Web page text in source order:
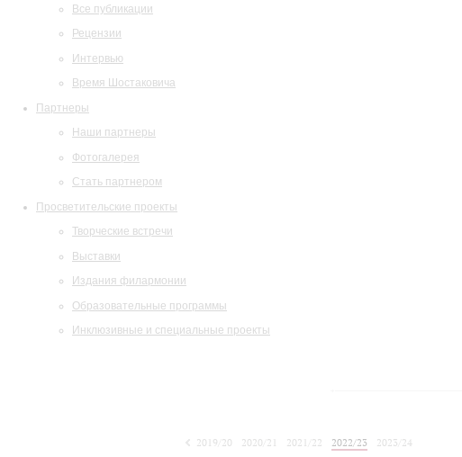
Все публикации
Рецензии
Интервью
Время Шостаковича
Партнеры
Наши партнеры
Фотогалерея
Стать партнером
Просветительские проекты
Творческие встречи
Выставки
Издания филармонии
Образовательные программы
Инклюзивные и специальные проекты
2019/20 2020/21 2021/22 2022/23
2023/24